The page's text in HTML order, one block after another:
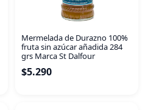
Mermelada de Durazno 100%
fruta sin azúcar añadida 284
grs Marca St Dalfour
$5.290